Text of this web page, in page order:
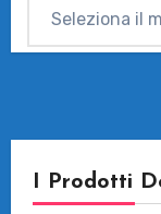
I Prodotti